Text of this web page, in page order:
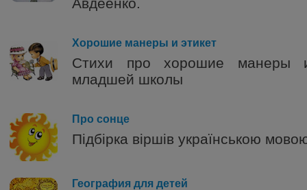
Хорошие манеры и этикет
Стихи про хорошие манеры
младшей школы
Про сонце
Підбірка віршів українською
География для детей